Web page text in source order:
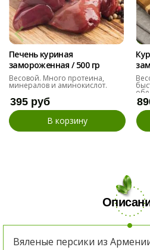
Печень куриная
замороженная / 500 гр
Весовой. Много протеина,
минералов и аминокислот.
395 руб
В корзину
Вяленые персики из